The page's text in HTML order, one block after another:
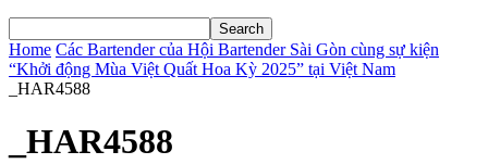
Home Các Bartender của Hội Bartender Sài Gòn cùng sự kiện
“Khởi động Mùa Việt Quất Hoa Kỳ 2025” tại Việt Nam
_HAR4588
_HAR4588